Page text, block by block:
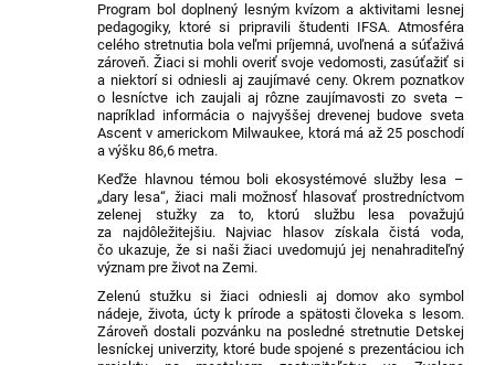
Program bol doplnený lesným kvízom a aktivitami lesnej
pedagogiky, ktoré si pripravili študenti IFSA. Atmosféra
celého stretnutia bola veľmi príjemná, uvoľnená a súťaživá
zároveň. Žiaci si mohli overiť svoje vedomosti, zasúťažiť si
a niektorí si odniesli aj zaujímavé ceny. Okrem poznatkov
o lesníctve ich zaujali aj rôzne zaujímavosti zo sveta –
napríklad informácia o najvyššej drevenej budove sveta
Ascent v americkom Milwaukee, ktorá má až 25 poschodí
a výšku 86,6 metra.
Keďže hlavnou témou boli ekosystémové služby lesa –
„dary lesa“, žiaci mali možnosť hlasovať prostredníctvom
zelenej stužky za to, ktorú službu lesa považujú
za najdôležitejšiu. Najviac hlasov získala čistá voda,
čo ukazuje, že si naši žiaci uvedomujú jej nenahraditeľný
význam pre život na Zemi.
Zelenú stužku si žiaci odniesli aj domov ako symbol
nádeje, života, úcty k prírode a spätosti človeka s lesom.
Zároveň dostali pozvánku na posledné stretnutie Detskej
lesníckej univerzity, ktoré bude spojené s prezentáciou ich